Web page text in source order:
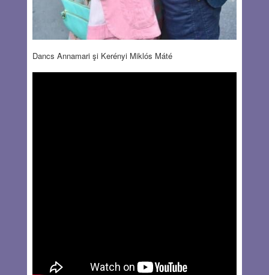
Dancs Annamari şi Kerényi Miklós Máté